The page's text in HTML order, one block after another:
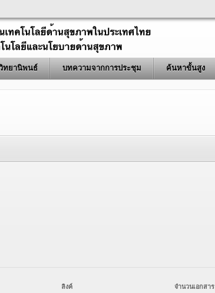
ทยานิพนธ์ บทความจากการประชุม ค้นหาขั้นสูง
ลิงค์
จำนวนเอกสาร